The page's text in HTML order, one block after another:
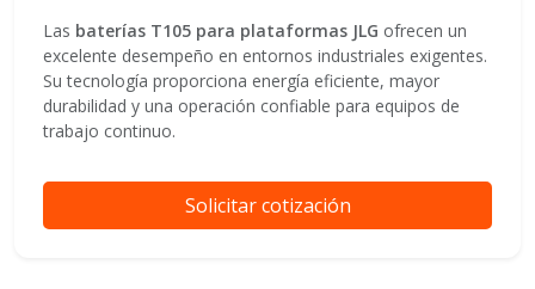
Las baterías T105 para plataformas JLG ofrecen un
excelente desempeño en entornos industriales exigentes.
Su tecnología proporciona energía eficiente, mayor
durabilidad y una operación confiable para equipos de
trabajo continuo.
Solicitar cotización